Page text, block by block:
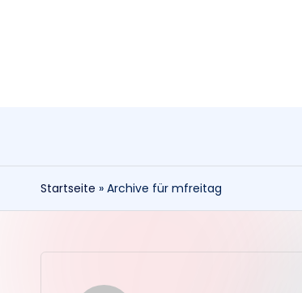
Startseite » Archive für mfreitag